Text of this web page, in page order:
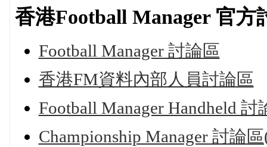
香港Football Manager 官方
Football Manager 討論區
香港FM資料內部人員討論區
Football Manager Handheld 討
Championship Manager 討論